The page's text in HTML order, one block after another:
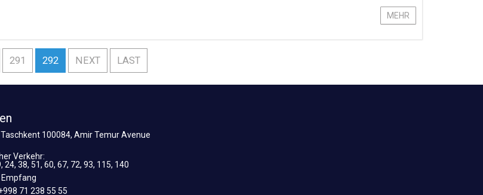
MEHR
291 292 NEXT LAST
100084, Amir Temur Avenue
Verkehr:
24, 38, 51, 60, 67, 72, 93, 115, 140
71 238 55 55